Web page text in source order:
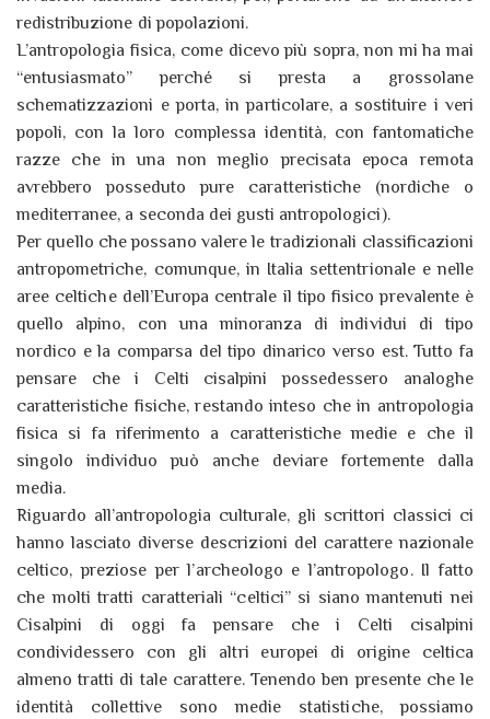
redistribuzione di popolazioni.
L’antropologia fisica, come dicevo più sopra, non mi ha mai
“entusiasmato” perché si presta a grossolane
schematizzazioni e porta, in particolare, a sostituire i veri
popoli, con la loro complessa identità, con fantomatiche
razze che in una non meglio precisata epoca remota
avrebbero posseduto pure caratteristiche (nordiche o
mediterranee, a seconda dei gusti antropologici).
Per quello che possano valere le tradizionali classificazioni
antropometriche, comunque, in Italia settentrionale e nelle
aree celtiche dell’Europa centrale il tipo fisico prevalente è
quello alpino, con una minoranza di individui di tipo
nordico e la comparsa del tipo dinarico verso est. Tutto fa
pensare che i Celti cisalpini possedessero analoghe
caratteristiche fisiche, restando inteso che in antropologia
fisica si fa riferimento a caratteristiche medie e che il
singolo individuo può anche deviare fortemente dalla
media.
Riguardo all’antropologia culturale, gli scrittori classici ci
hanno lasciato diverse descrizioni del carattere nazionale
celtico, preziose per l’archeologo e l’antropologo. Il fatto
che molti tratti caratteriali “celtici” si siano mantenuti nei
Cisalpini di oggi fa pensare che i Celti cisalpini
condividessero con gli altri europei di origine celtica
almeno tratti di tale carattere. Tenendo ben presente che le
identità collettive sono medie statistiche, possiamo